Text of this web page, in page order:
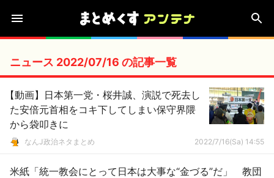
ニュース 2022/07/16 の記事一覧
【動画】日本第一党・桜井誠、演説で死去し
た安倍元首相をコキ下してしまい保守界隈
から袋叩きに
なんJ政治ネタまとめ 2022/7/16(Sa) 14:55
米紙「統一教会にとって日本は大事な“金づる”だ」 教団